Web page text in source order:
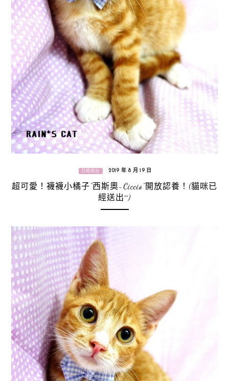
已經送出 2019 年 8 月 19 日
超可愛！襪襪小橘子“西斯奧-Ciccio”開放認養！(貓咪已
經送出^^)